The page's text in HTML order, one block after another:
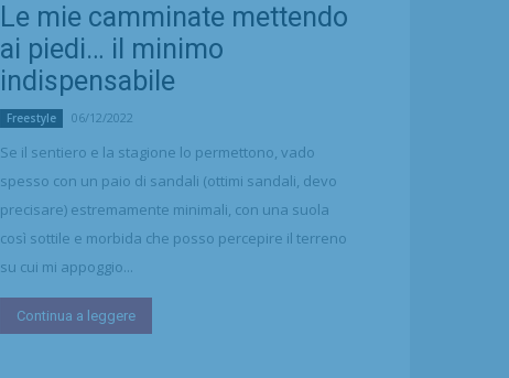
Le mie camminate mettendo
ai piedi… il minimo
indispensabile
Freestyle 06/12/2022
Se il sentiero e la stagione lo permettono, vado
spesso con un paio di sandali (ottimi sandali, devo
precisare) estremamente minimali, con una suola
così sottile e morbida che posso percepire il terreno
su cui mi appoggio...
Continua a leggere